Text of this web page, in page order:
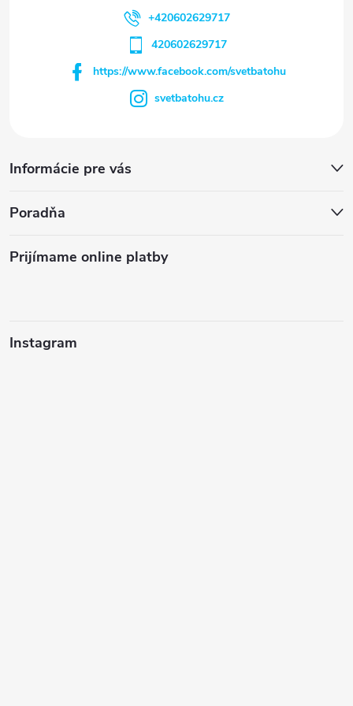
+420602629717
420602629717
https://www.facebook.com/svetbatohu
svetbatohu.cz
Informácie pre vás
Poradňa
Prijímame online platby
Instagram